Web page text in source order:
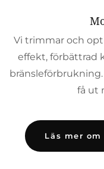
Vi trimmar och
effekt, förbättrad
få ut
Läs mer